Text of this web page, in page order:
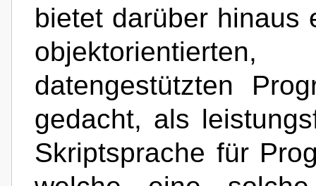
bietet darüber hinaus
datengestützten
gedacht, als
Skriptsprache für